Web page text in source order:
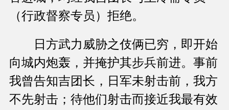
（行政督察专员）拒绝。
日方武力威胁之伎俩已穷，即开始
向城内炮轰，并掩护其步兵前进。事前
我曾告知吉团长，日军未射击前，我方
不先射击；待他们射击而接近我最有效